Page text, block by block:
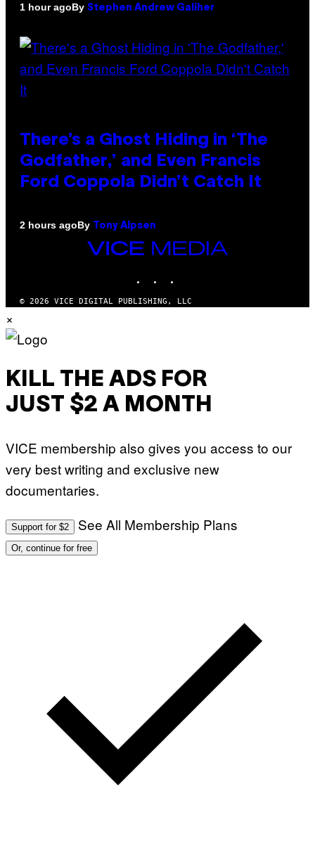
1 hour agoBy Stephen Andrew Galiher
There’s a Ghost Hiding in ‘The
Godfather,’ and Even Francis
Ford Coppola Didn’t Catch It
2 hours agoBy Tony Alpsen
VICE
MEDIA
© 2026 VICE DIGITAL PUBLISHING, LLC
×
KILL THE ADS FOR
JUST $2 A MONTH
VICE membership also gives you access to our
very best writing and exclusive new
documentaries.
Support for $2 See All Membership Plans
Or, continue for free